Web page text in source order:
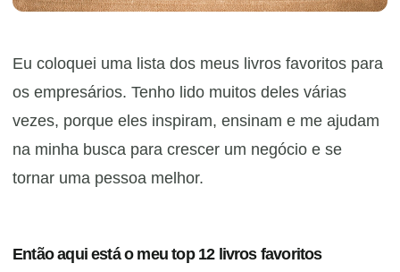
Eu coloquei uma lista dos meus livros favoritos para
os empresários. Tenho lido muitos deles várias
vezes, porque eles inspiram, ensinam e me ajudam
na minha busca para crescer um negócio e se
tornar uma pessoa melhor.
Então aqui está o meu top 12 livros favoritos